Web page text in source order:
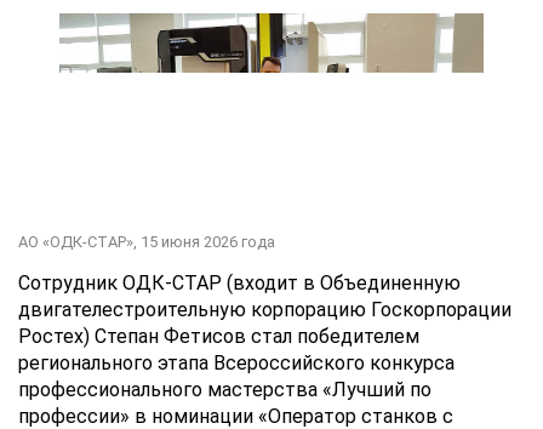
АО «ОДК-СТАР», 15 июня 2026 года
Сотрудник ОДК-СТАР (входит в Объединенную
двигателестроительную корпорацию Госкорпорации
Ростех) Степан Фетисов стал победителем
регионального этапа Всероссийского конкурса
профессионального мастерства «Лучший по
профессии» в номинации «Оператор станков с